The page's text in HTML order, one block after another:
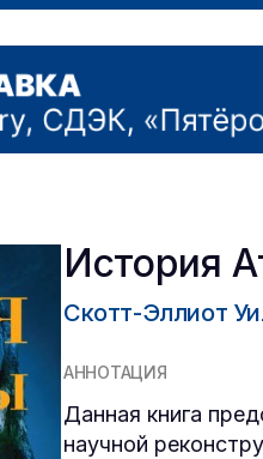
История
Скотт-Эллиот
АННОТАЦИЯ
Данная книга
научной